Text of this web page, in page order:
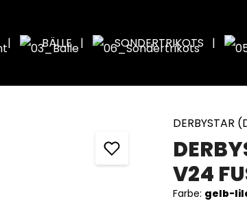
BÄLLE SONDERTRIKOTS
DERBYSTAR
V24
Farbe: gelb-